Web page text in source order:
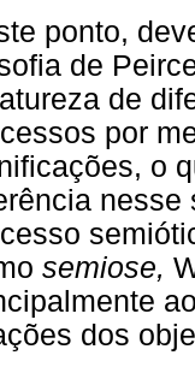
ponto,
de
de
por
o
nesse
semiose,
dos